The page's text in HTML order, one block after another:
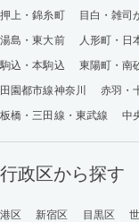
押上・錦糸町
目白・雑司
湯島・東大前
人形町・日
駒込・本駒込
東陽町・南
田園都市線神奈川
赤羽・
板橋・三田線・東武線
中
行政区から探す
港区 新宿区 目黒区